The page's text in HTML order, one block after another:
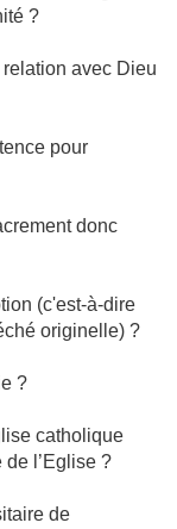
?
avec Dieu
pour
donc
(c'est-à-dire
originelle) ?
?
catholique
l’Eglise ?
de